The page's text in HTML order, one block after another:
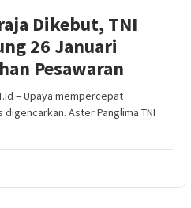
Dikebut, TNI
26 Januari
Pesawaran
– Upaya mempercepat
Aster Panglima TNI